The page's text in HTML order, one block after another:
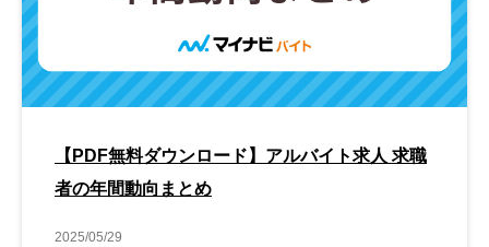
【PDF無料ダウンロード】アルバイト求人 求職
者の年間動向まとめ
2025/05/29